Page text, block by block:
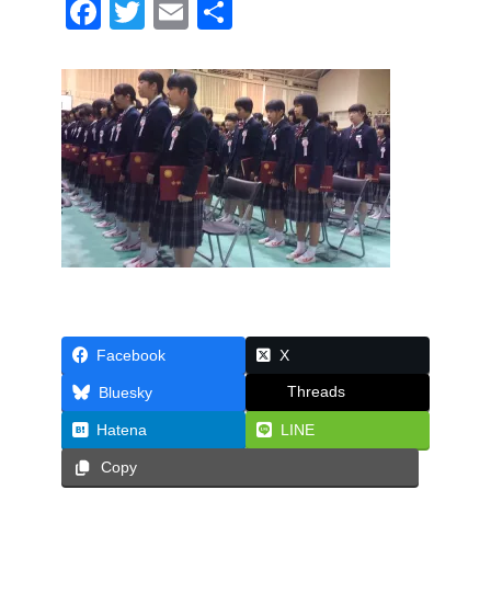
F
c
e
b
o
o
k
T
tt
er
E
ail
Facebook X
Bluesky Threads
Hatena LINE
Copy